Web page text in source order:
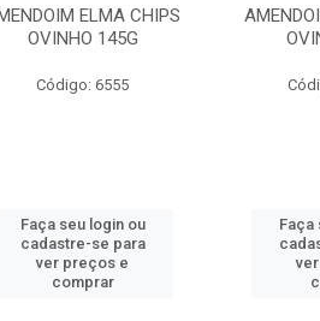
ELMA CHIPS
OVINHO 145G
Código: 6555
Faça seu login ou
cadastre-se para
ver preços e
comprar
Faça